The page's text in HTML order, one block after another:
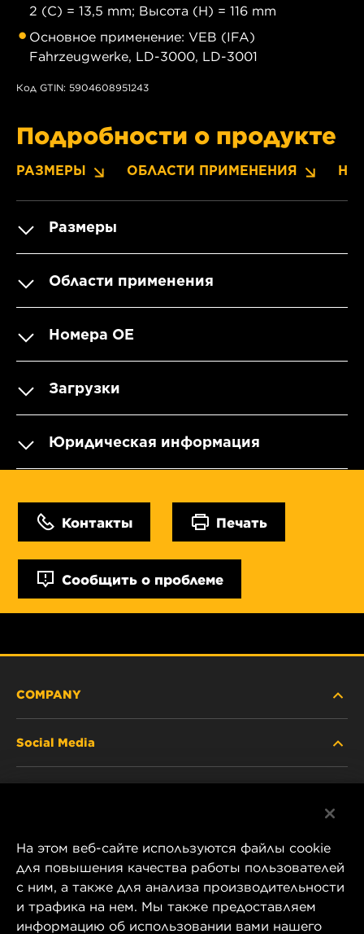
2 (C) = 13,5 mm; Высота (H) = 116 mm
Основное применение: VEB (IFA)
Fahrzeugwerke, LD-3000, LD-3001
Код GTIN: 5904608951243
Подробности о продукте
РАЗМЕРЫ ОБЛАСТИ ПРИМЕНЕНИЯ
Размеры
Области применения
Номера OE
Загрузки
Юридическая информация
Контакты Печать
Сообщить о проблеме
COMPANY
CAREER
COMPANY STORE
Social Media
Instagram
YouTube
На этом веб-сайте используются файлы cookie
для повышения качества работы пользователей
с ним, а также для анализа производительности
и трафика на нем. Мы также предоставляем
информацию об использовании вами нашего